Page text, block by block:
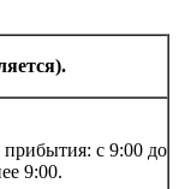
с 9:00 до
9:00.